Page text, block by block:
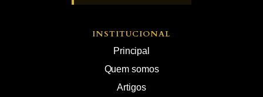
INSTITUCIONAL
Principal
Quem somos
Artigos